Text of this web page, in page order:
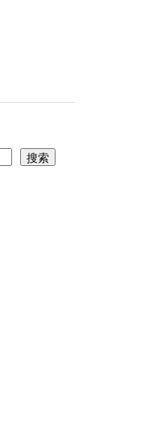
搜索